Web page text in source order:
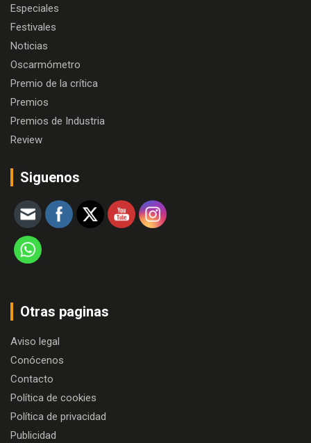
Especiales
Festivales
Noticias
Oscarmómetro
Premio de la crítica
Premios
Premios de Industria
Review
Siguenos
Otras paginas
Aviso legal
Conócenos
Contacto
Política de cookies
Política de privacidad
Publicidad